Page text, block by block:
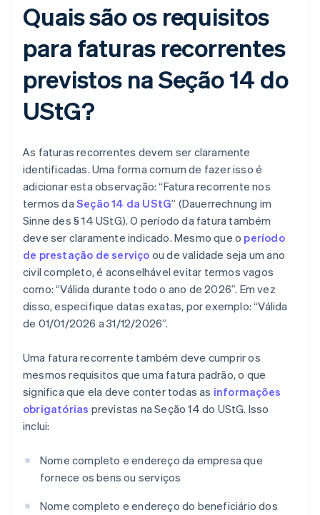
Quais são os requisitos
para faturas recorrentes
previstos na Seção 14 do
UStG?
As faturas recorrentes devem ser claramente
identificadas. Uma forma comum de fazer isso é
adicionar esta observação: “Fatura recorrente nos
termos daSeção 14 da UStG” (Dauerrechnung im
Sinne des § 14 UStG). O período da fatura também
deve ser claramente indicado. Mesmo que o período
de prestação de serviço ou de validade seja um ano
civil completo, é aconselhável evitar termos vagos
como: “Válida durante todo o ano de 2026”. Em vez
disso, especifique datas exatas, por exemplo: “Válida
de 01/01/2026 a 31/12/2026”.
Uma fatura recorrente também deve cumprir os
mesmos requisitos que uma fatura padrão, o que
significa que ela deve conter todas as informações
obrigatórias previstas na Seção 14 do UStG. Isso
inclui:
Nome completo e endereço da empresa que
fornece os bens ou serviços
Nome completo e endereço do beneficiário dos